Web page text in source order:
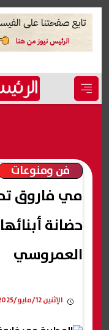
فن ومنوعات
مي فاروق
حضانة
العمروسي
الإثنين 12/مايو/2025 - 06:59 م